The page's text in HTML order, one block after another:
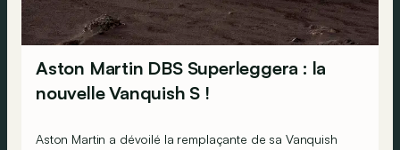
Aston Martin DBS Superleggera : la
nouvelle Vanquish S !
Aston Martin a dévoilé la remplaçante de sa Vanquish